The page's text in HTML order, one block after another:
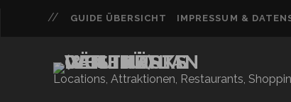
GUIDE ÜBERSICHT IMPRESSUM &
Locations, Attraktionen, Restaurants,